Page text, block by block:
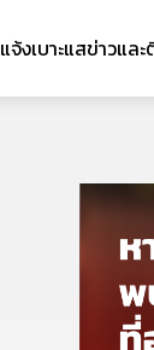
แจ้งเบาะแสข่าวแล